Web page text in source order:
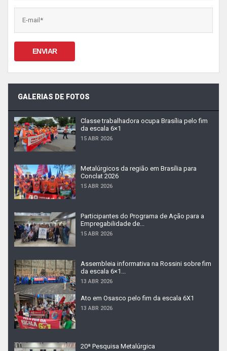
ENVIAR
GALERIAS DE FOTOS
Classe trabalhadora ocupa Brasília pelo fim
da escala 6×1
15 ABR 2026
Metalúrgicos da região em Brasília para
Conclat 2026
15 ABR 2026
Participantes do Programa de Ação para a
Empregabilidade de...
15 ABR 2026
Assembleia informativa na Rossini sobre fim
da escala 6×1...
13 ABR 2026
Ato em Osasco pelo fim da escala 6X1
13 ABR 2026
20ª Pesquisa Metalúrgica